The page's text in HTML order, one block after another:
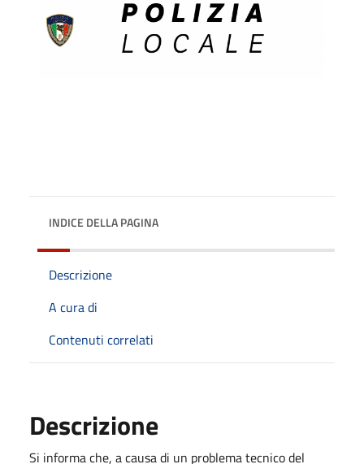
INDICE DELLA PAGINA
Descrizione
A cura di
Contenuti correlati
Descrizione
Si informa che, a causa di un problema tecnico del